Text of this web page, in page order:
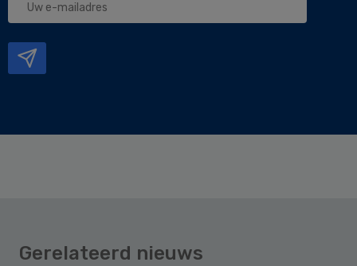
Gerelateerd nieuws